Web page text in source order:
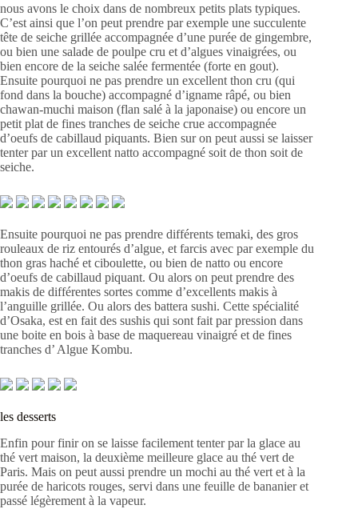
nous avons le choix dans de nombreux petits plats typiques.
C’est ainsi que l’on peut prendre par exemple une succulente
tête de seiche grillée accompagnée d’une purée de gingembre,
ou bien une salade de poulpe cru et d’algues vinaigrées, ou
bien encore de la seiche salée fermentée (forte en gout).
Ensuite pourquoi ne pas prendre un excellent thon cru (qui
fond dans la bouche) accompagné d’igname râpé, ou bien
chawan-muchi maison (flan salé à la japonaise) ou encore un
petit plat de fines tranches de seiche crue accompagnée
d’oeufs de cabillaud piquants. Bien sur on peut aussi se laisser
tenter par un excellent natto accompagné soit de thon soit de
seiche.
Ensuite pourquoi ne pas prendre différents temaki, des gros
rouleaux de riz entourés d’algue, et farcis avec par exemple du
thon gras haché et ciboulette, ou bien de natto ou encore
d’oeufs de cabillaud piquant. Ou alors on peut prendre des
makis de différentes sortes comme d’excellents makis à
l’anguille grillée. Ou alors des battera sushi. Cette spécialité
d’Osaka, est en fait des sushis qui sont fait par pression dans
une boite en bois à base de maquereau vinaigré et de fines
tranches d’ Algue Kombu.
les desserts
Enfin pour finir on se laisse facilement tenter par la glace au
thé vert maison, la deuxième meilleure glace au thé vert de
Paris. Mais on peut aussi prendre un mochi au thé vert et à la
purée de haricots rouges, servi dans une feuille de bananier et
passé légèrement à la vapeur.